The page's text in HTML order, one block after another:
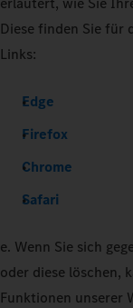
Diese finden Sie für
Links:
Edge
Firefox
Chrome
Safari
e. Wenn Sie sich
oder diese löschen,
Funktionen unserer